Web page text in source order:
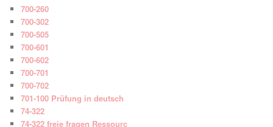
700-260
700-302
700-505
700-601
700-602
700-701
700-702
701-100 Prüfung in deutsch
74-322
74-322 freie fragen Ressourc